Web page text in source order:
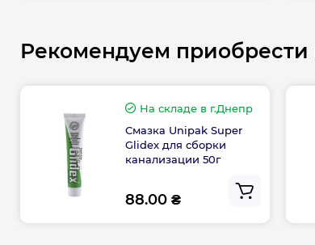
Рекомендуем приобрести
На складе в г.Днепр
Смазка Unipak Super
Glidex для сборки
канализации 50г
88.00 ₴